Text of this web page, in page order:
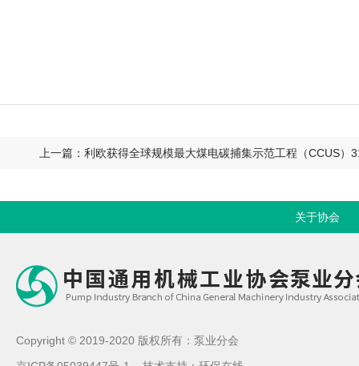
上一篇：利欧获得全球规模最大煤电碳捕集示范工程（CCUS）
关于协会
Copyright © 2019-2020 版权所有：泵业分会